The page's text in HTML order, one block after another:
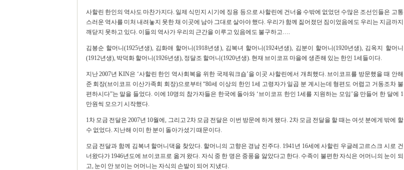
사할린 한인의 역사도 마찬가지다. 일제 식민지 시기에 징용 등으로 사할린에 건너올 수밖에 없었던 수많은 조선인들은 고통
스러운 역사를 미처 내려놓지 못한 채 이곳에 남아 그대로 살아야 했다. 우리가 함께 짊어졌던 짐이었음에도 우리는 지금까지
깨닫지 못하고 있다. 이들의 역사가 우리의 근간을 이루고 있음에도 불구하고….
김봉순 할머니(1925년생), 김화애 할머니(1918년생), 김복녀 할머니(1924년생), 김분이 할머니(1920년생), 김옥지 할머니
(1912년생), 박덕화 할머니(1926년생), 정달조 할머니(1920년생). 현재 브이코프 마을에 생존해 있는 한인 1세들이다.
지난 2007년 KIN은 ‘사할린 한인 역사회복을 위한 국제워크숍’을 이곳 사할린에서 개최했다. 브이코프를 방문했을 때 안해
준 회장(브이코프 이산가족회 회장)으로부터 “80세 이상의 한인 1세 고령자가 일곱 분 계시는데 형편도 어렵고 거동조차 불
편하시다”는 말을 들었다. 이에 10명의 참가자들은 한국에 돌아와 ‘브이코프 한인 1세를 지원하는 모임’을 만들어 한 달에 1
만원씩 모으기 시작했다.
1차 모금 전달은 2007년 10월에, 그리고 2차 모금 전달은 이번 방문에 하게 됐다. 2차 모금 전달을 할 때는 여섯 분에게 밖에 할
수 없었다. 지난해 이미 한 분이 돌아가셨기 때문이다.
모금 전달과 함께 김복녀 할머니댁을 찾았다. 할머니의 고향은 경남 진주다. 1941년 16세에 사할린 우글레고르스크 시로 건
너왔다가 1946년도에 브이코프로 옮겨 왔다. 자식 중 한 명은 중풍을 앓았다고 한다. 수족이 불편한 자식은 어머니의 눈이 되
고, 눈이 안 보이는 어머니는 자식의 손발이 되어 지냈다.